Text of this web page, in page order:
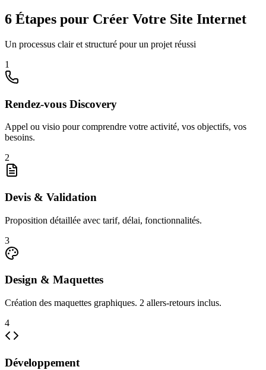
6 Étapes pour Créer Votre Site Internet
Un processus clair et structuré pour un projet réussi
1
Rendez-vous Discovery
Appel ou visio pour comprendre votre activité, vos objectifs, vos
besoins.
2
Devis & Validation
Proposition détaillée avec tarif, délai, fonctionnalités.
3
Design & Maquettes
Création des maquettes graphiques. 2 allers-retours inclus.
4
Développement